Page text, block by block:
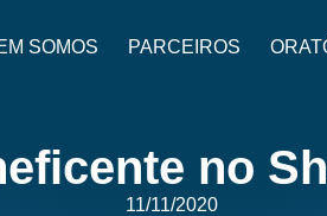
SOMOS PARCEIROS
no
11/11/2020